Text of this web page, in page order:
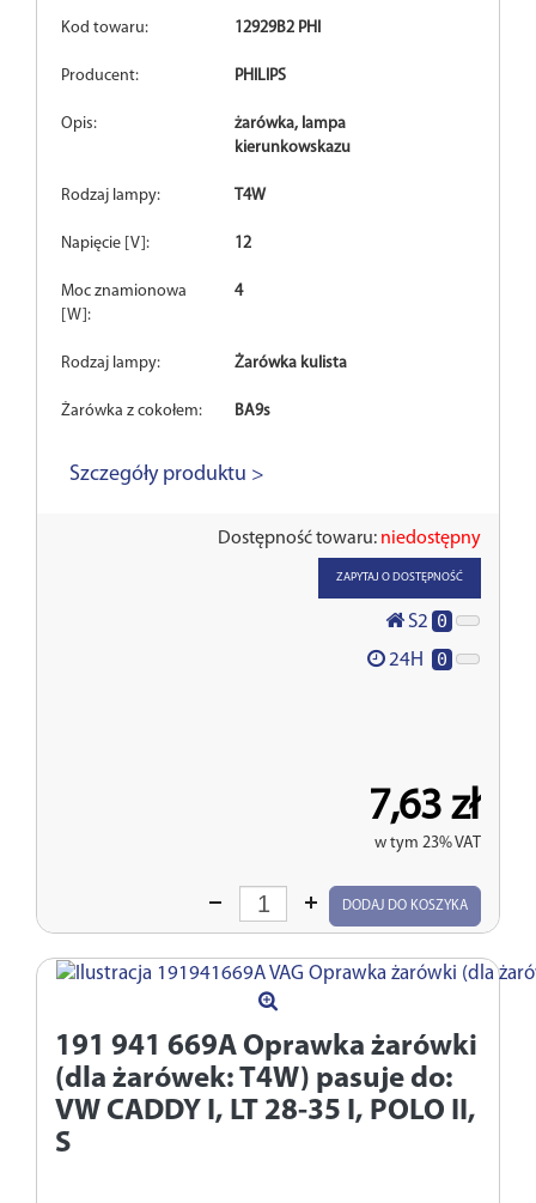
Kod towaru: 12929B2 PHI
Producent: PHILIPS
Opis:
żarówka, lampa
kierunkowskazu
Rodzaj lampy: T4W
Napięcie [V]: 12
Moc znamionowa
[W]:
4
Rodzaj lampy: Żarówka kulista
Żarówka z cokołem: BA9s
Szczegóły produktu >
Dostępność towaru: niedostępny
ZAPYTAJ O DOSTĘPNOŚĆ
S2 0
24H 0
7,63 zł
w tym 23% VAT
Wprowadź
DODAJ DO KOSZYKA
191 941 669A Oprawka żarówki
(dla żarówek: T4W) pasuje do:
VW CADDY I, LT 28-35 I, POLO II,
S